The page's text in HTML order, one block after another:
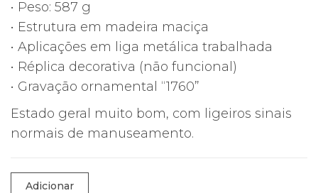
• Peso: 587 g
• Estrutura em madeira maciça
• Aplicações em liga metálica trabalhada
• Réplica decorativa (não funcional)
• Gravação ornamental “1760”
Estado geral muito bom, com ligeiros sinais
normais de manuseamento.
Quantidade
Adicionar